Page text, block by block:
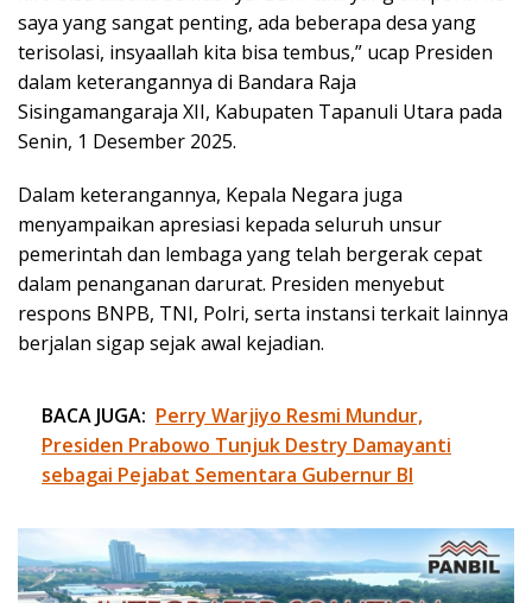
saya yang sangat penting, ada beberapa desa yang
terisolasi, insyaallah kita bisa tembus,” ucap Presiden
dalam keterangannya di Bandara Raja
Sisingamangaraja XII, Kabupaten Tapanuli Utara pada
Senin, 1 Desember 2025.
Dalam keterangannya, Kepala Negara juga
menyampaikan apresiasi kepada seluruh unsur
pemerintah dan lembaga yang telah bergerak cepat
dalam penanganan darurat. Presiden menyebut
respons BNPB, TNI, Polri, serta instansi terkait lainnya
berjalan sigap sejak awal kejadian.
BACA JUGA: Perry Warjiyo Resmi Mundur,
Presiden Prabowo Tunjuk Destry Damayanti
sebagai Pejabat Sementara Gubernur BI